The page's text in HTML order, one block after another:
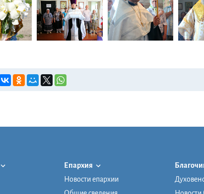
Епархия
Новости епархии